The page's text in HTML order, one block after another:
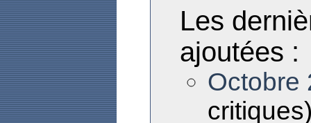
Les
ajoutées :
Octobre